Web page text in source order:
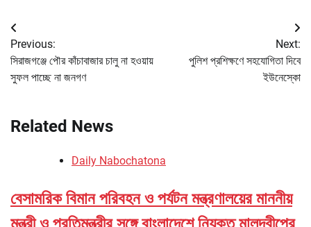
Post
navigation
Previous:
সিরাজগঞ্জে পৌর কাঁচাবাজার চালু না হওয়ায়
সুফল পাচ্ছে না জনগণ
Next:
পুলিশ প্রশিক্ষণে সহযোগিতা দিবে
ইউনেস্কো
Related News
Daily Nabochatona
বেসামরিক বিমান পরিবহন ও পর্যটন মন্ত্রণালয়ের মাননীয়